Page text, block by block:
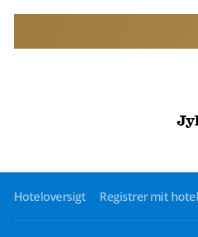
Hoteloversigt Registrer mit hotel